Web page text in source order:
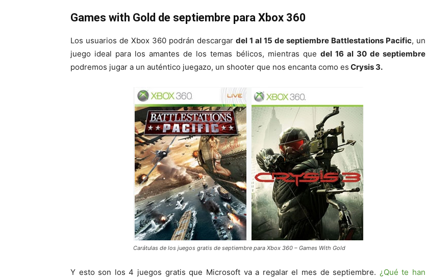
Games with Gold de septiembre para Xbox 360
Los usuarios de Xbox 360 podrán descargar del 1 al 15 de septiembre Battlestations Pacific, un
juego ideal para los amantes de los temas bélicos, mientras que del 16 al 30 de septiembre
podremos jugar a un auténtico juegazo, un shooter que nos encanta como es Crysis 3.
Carátulas de los juegos gratis de septiembre para Xbox 360 – Games With Gold
Y esto son los 4 juegos gratis que Microsoft va a regalar el mes de septiembre. ¿Qué te han